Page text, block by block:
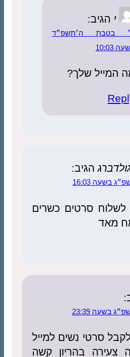
י הגיב:
בטבת ה׳תשפ״ד
10:03
המייל שלך?
הגיב:
בשעה 16:03
סרטים כשרים
מאד
בשעה 23:39
סרטי נשים למייל
צעירה בהריון קשה